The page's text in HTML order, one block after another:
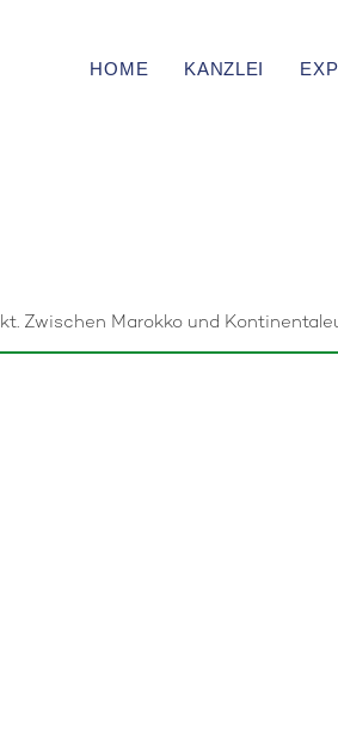
HOME KANZLEI
Zwischen Marokko und